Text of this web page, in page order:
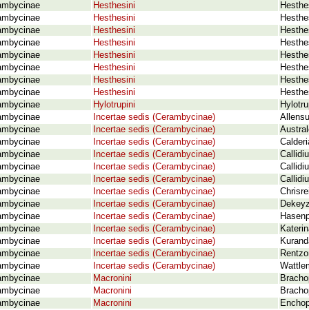
Hesthesini
Hesthesini
Hesthesini
Hesthesini
Hesthesini
Hesthesini
Hesthesini
Hesthesini
Hylotrupini
Incertae sedis (Cerambycinae)
Incertae sedis (Cerambycinae)
Incertae sedis (Cerambycinae)
Incertae sedis (Cerambycinae)
Incertae sedis (Cerambycinae)
Incertae sedis (Cerambycinae)
Incertae sedis (Cerambycinae)
Incertae sedis (Cerambycinae)
Incertae sedis (Cerambycinae)
Incertae sedis (Cerambycinae)
Incertae sedis (Cerambycinae)
Incertae sedis (Cerambycinae)
Incertae sedis (Cerambycinae)
Macronini
Macronini
Macronini